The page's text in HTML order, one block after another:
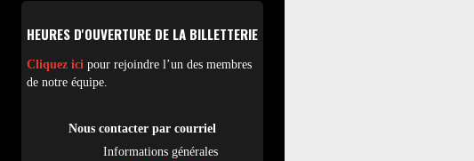
HEURES D'OUVERTURE DE LA BILLETTERIE
Cliquez ici pour rejoindre l’un des membres
de notre équipe.
Nous contacter par courriel
Informations générales